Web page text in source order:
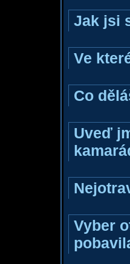
Jak jsi
Ve
Co
Uveď
Vyber